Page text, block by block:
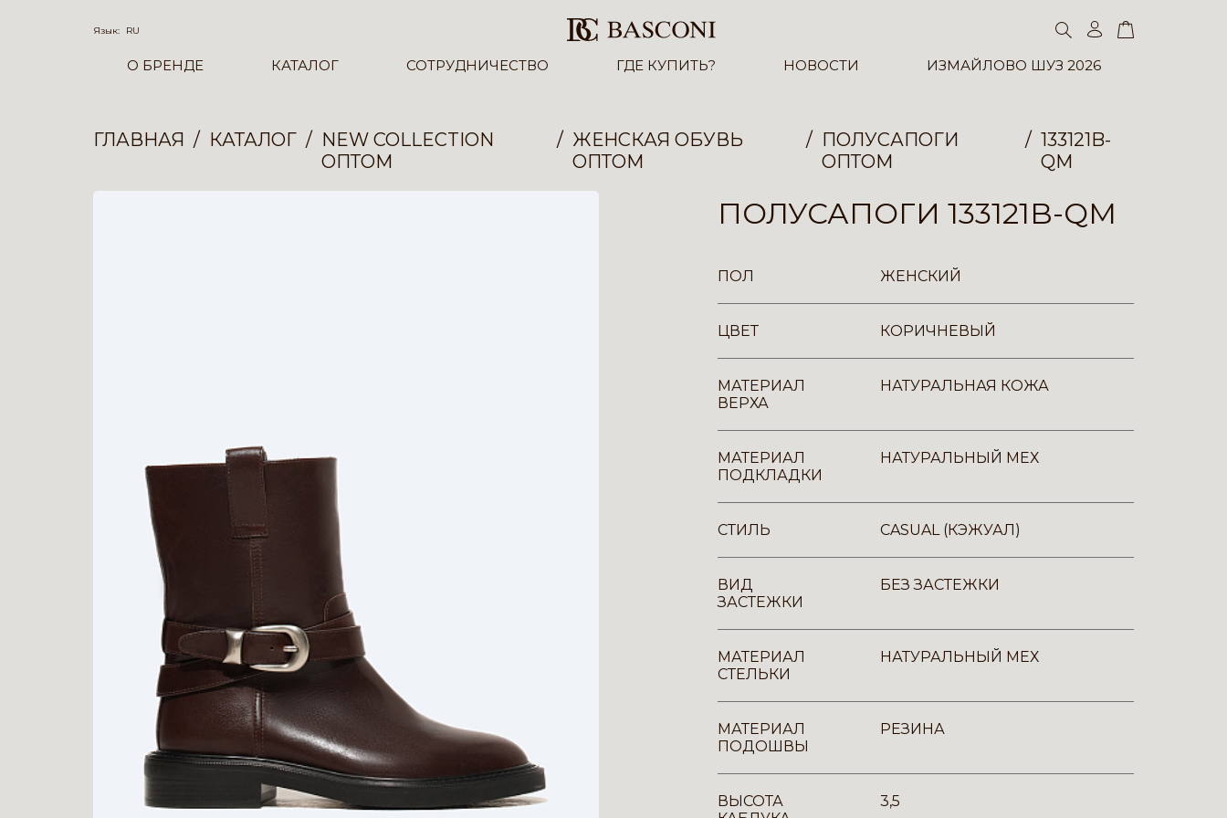
Язык: RU
О БРЕНДЕ КАТАЛОГ СОТРУДНИЧЕСТВО ГДЕ КУПИТЬ? НОВОСТИ ИЗМАЙЛОВО ШУЗ 2026
ГЛАВНАЯ КАТАЛОГ
NEW COLLECTION
ОПТОМ
ЖЕНСКАЯ ОБУВЬ
ОПТОМ
ПОЛУСАПОГИ
ОПТОМ
133121B-
QM
ПОЛУСАПОГИ 133121B-QM
ПОЛ ЖЕНСКИЙ
ЦВЕТ КОРИЧНЕВЫЙ
МАТЕРИАЛ
ВЕРХА
НАТУРАЛЬНАЯ КОЖА
МАТЕРИАЛ
ПОДКЛАДКИ
НАТУРАЛЬНЫЙ МЕХ
СТИЛЬ CASUAL (КЭЖУАЛ)
ВИД
ЗАСТЕЖКИ
БЕЗ ЗАСТЕЖКИ
МАТЕРИАЛ
СТЕЛЬКИ
НАТУРАЛЬНЫЙ МЕХ
МАТЕРИАЛ
ПОДОШВЫ
РЕЗИНА
ВЫСОТА
3,5